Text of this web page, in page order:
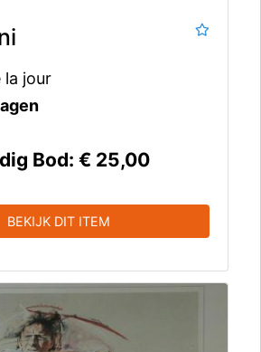
la jour
Bod: € 25,00
BEKIJK DIT ITEM